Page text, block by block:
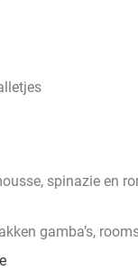
spinazie en
gamba’s,